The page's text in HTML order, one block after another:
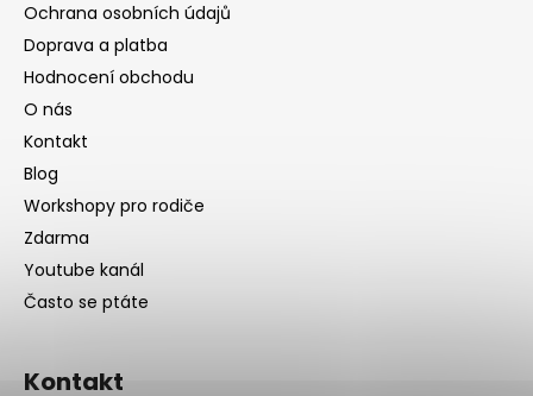
Ochrana osobních údajů
Doprava a platba
Hodnocení obchodu
O nás
Kontakt
Blog
Workshopy pro rodiče
Zdarma
Youtube kanál
Často se ptáte
Kontakt